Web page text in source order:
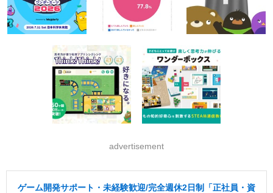
advertisement
ゲーム開発サポート・未経験歓迎/完全週休2日制「正社員・資